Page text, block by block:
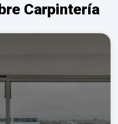
Carpintería